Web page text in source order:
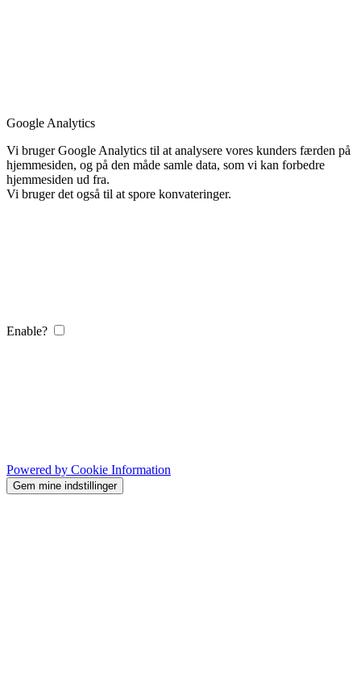
Google Analytics
Vi bruger Google Analytics til at analysere vores kunders færden på
hjemmesiden, og på den måde samle data, som vi kan forbedre
hjemmesiden ud fra.
Vi bruger det også til at spore konvateringer.
Enable?
Powered by Cookie Information
Gem mine indstillinger